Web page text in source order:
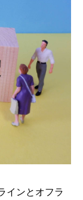
インとオフラ